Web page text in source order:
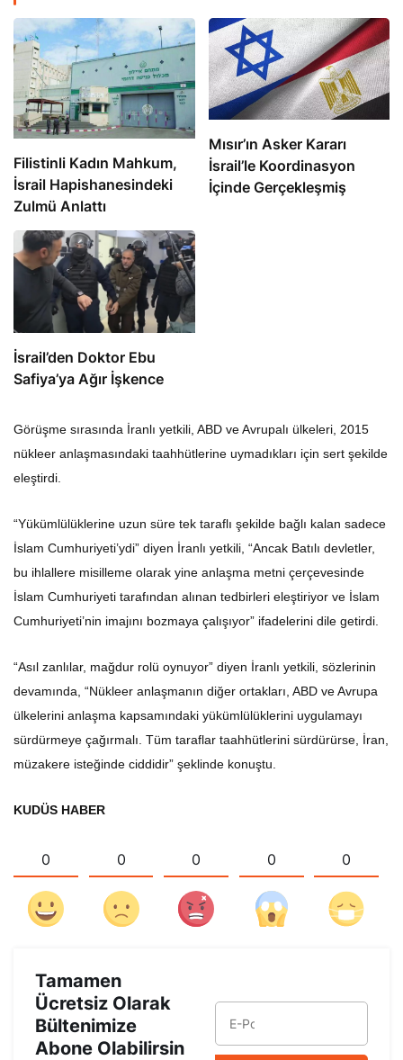
Filistinli Kadın Mahkum,
İsrail Hapishanesindeki
Zulmü Anlattı
Mısır’ın Asker Kararı
İsrail’le Koordinasyon
İçinde Gerçekleşmiş
İsrail’den Doktor Ebu
Safiya’ya Ağır İşkence
Görüşme sırasında İranlı yetkili, ABD ve Avrupalı ülkeleri, 2015
nükleer anlaşmasındaki taahhütlerine uymadıkları için sert şekilde
eleştirdi.
“Yükümlülüklerine uzun süre tek taraflı şekilde bağlı kalan sadece
İslam Cumhuriyeti’ydi” diyen İranlı yetkili, “Ancak Batılı devletler,
bu ihlallere misilleme olarak yine anlaşma metni çerçevesinde
İslam Cumhuriyeti tarafından alınan tedbirleri eleştiriyor ve İslam
Cumhuriyeti’nin imajını bozmaya çalışıyor” ifadelerini dile getirdi.
“Asıl zanlılar, mağdur rolü oynuyor” diyen İranlı yetkili, sözlerinin
devamında, “Nükleer anlaşmanın diğer ortakları, ABD ve Avrupa
ülkelerini anlaşma kapsamındaki yükümlülüklerini uygulamayı
sürdürmeye çağırmalı. Tüm taraflar taahhütlerini sürdürürse, İran,
müzakere isteğinde ciddidir” şeklinde konuştu.
KUDÜS HABER
0 0 0 0 0
Tamamen
Ücretsiz Olarak
Bültenimize
Abone Olabilirsin